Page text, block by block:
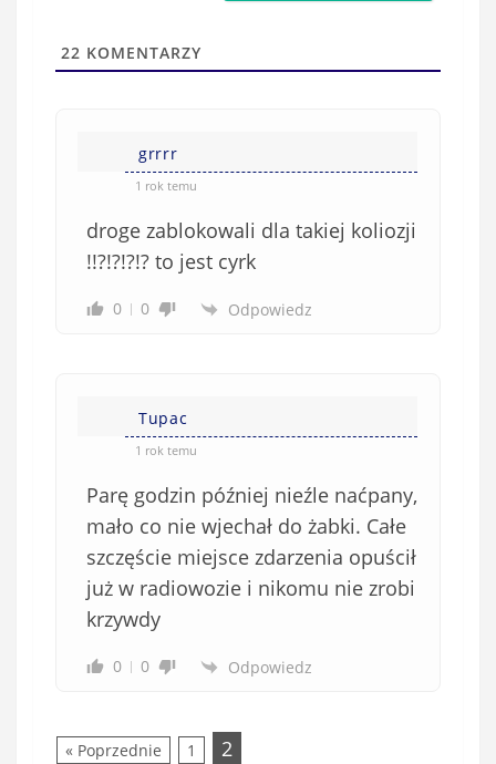
w
(
22 KOMENTARZY
grrrr
1 rok temu
droge zablokowali dla takiej koliozji
!!?!?!?!? to jest cyrk
0 0 Odpowiedz
Tupac
1 rok temu
Parę godzin później nieźle naćpany,
mało co nie wjechał do żabki. Całe
szczęście miejsce zdarzenia opuścił
już w radiowozie i nikomu nie zrobi
krzywdy
0 0 Odpowiedz
« Poprzednie 1 2